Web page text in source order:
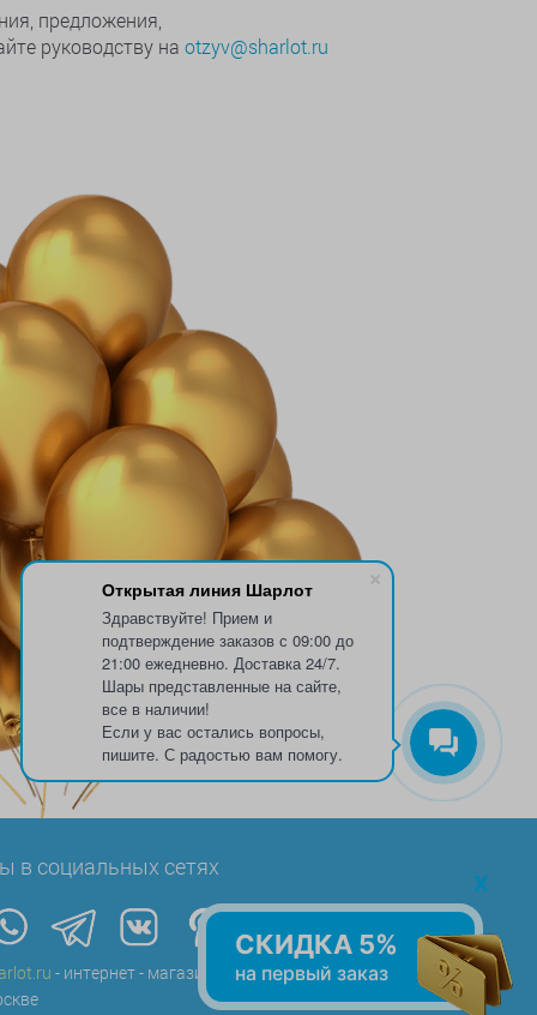
Открытая линия Шарлот
Здравствуйте! Прием и
подтверждение заказов с 09:00 до
21:00 ежедневно. Доставка 24/7.
Шары представленные на сайте,
все в наличии!
Если у вас остались вопросы,
пишите. С радостью вам помогу.
предложения,
руководству на otzyv@sharlot.ru
в социальных сетях
- интернет - магазин воздушных шаров в
x
СКИДКА 5%
на первый заказ